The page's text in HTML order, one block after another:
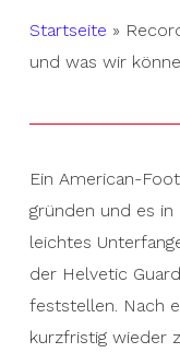
Startseite »
und was wir
Ein American-
gründen und es
leichtes
der Helvetic
feststellen. Nach
kurzfristig wieder